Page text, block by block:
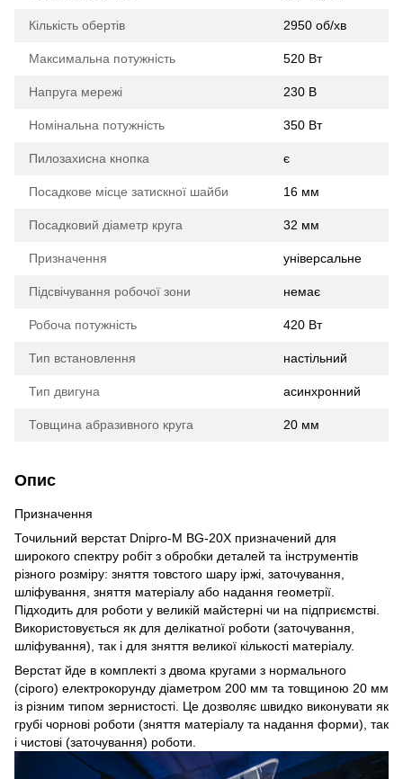
Кількість обертів 2950 об/хв
Максимальна потужність 520 Вт
Напруга мережі 230 В
Номінальна потужність 350 Вт
Пилозахисна кнопка є
Посадкове місце затискної шайби 16 мм
Посадковий діаметр круга 32 мм
Призначення універсальне
Підсвічування робочої зони немає
Робоча потужність 420 Вт
Тип встановлення настільний
Тип двигуна асинхронний
Товщина абразивного круга 20 мм
Опис
Призначення
Точильний верстат Dnipro-M BG-20X призначений для
широкого спектру робіт з обробки деталей та інструментів
різного розміру: зняття товстого шару іржі, заточування,
шліфування, зняття матеріалу або надання геометрії.
Підходить для роботи у великій майстерні чи на підприємстві.
Використовується як для делікатної роботи (заточування,
шліфування), так і для зняття великої кількості матеріалу.
Верстат йде в комплекті з двома кругами з нормального
(сірого) електрокорунду діаметром 200 мм та товщиною 20 мм
із різним типом зернистості. Це дозволяє швидко виконувати як
грубі чорнові роботи (зняття матеріалу та надання форми), так
і чистові (заточування) роботи.